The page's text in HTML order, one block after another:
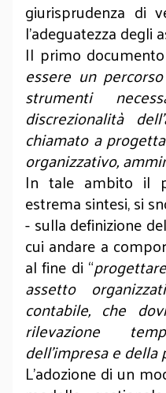
giurisprudenza di
l’adeguatezza degli
Il primo
essere un
strumenti
discrezionalità
chiamato a
organizzativo,
In tale ambito il
estrema sintesi, si
- sulla definizione
cui andare a
al fine di “
assetto
contabile, che
rilevazione
dell’impresa e
L’adozione di un